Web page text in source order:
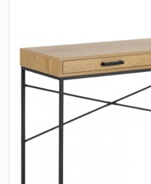
KONTORMØBLER
OPBEVARING